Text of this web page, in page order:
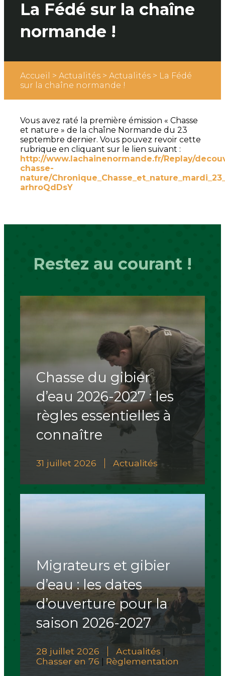
La Fédé sur la chaîne
normande !
Accueil > Actualités > Actualités > La Fédé
sur la chaîne normande !
Vous avez raté la première émission « Chasse
et nature » de la chaîne Normande du 23
septembre dernier. Vous pouvez revoir cette
rubrique en cliquant sur le lien suivant :
http://www.lachainenormande.fr/Replay/
chasse-
nature/
arhroQdDsY
Restez au courant !
Chasse du gibier
d’eau 2026-2027 : les
règles essentielles à
connaître
31 juillet 2026 Actualités
Migrateurs et gibier
d’eau : les dates
d’ouverture pour la
saison 2026-2027
28 juillet 2026 Actualités
Chasser en 76 Règlementation